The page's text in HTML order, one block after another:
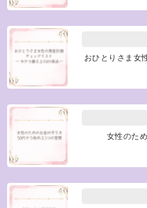
おひとりさま女
女性のた